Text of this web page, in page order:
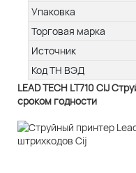
Упаковка
Торговая марка
Источник
Код ТН ВЭД
LEAD TECH LT710 CIJ
сроком годности